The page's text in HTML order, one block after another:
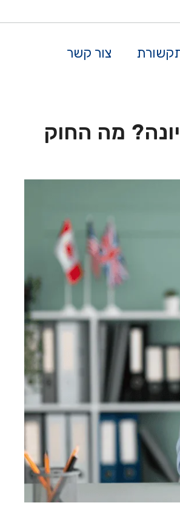
צור קשר
מה החוק